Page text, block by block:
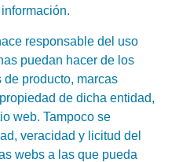
responsable del uso
puedan hacer de los
de producto, marcas
de dicha entidad,
web. Tampoco se
veracidad y licitud del
webs a las que pueda